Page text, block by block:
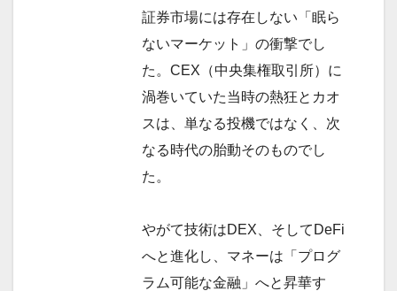
証券市場には存在しない「眠ら
ないマーケット」の衝撃でし
た。CEX（中央集権取引所）に
渦巻いていた当時の熱狂とカオ
スは、単なる投機ではなく、次
なる時代の胎動そのものでし
た。
やがて技術はDEX、そしてDeFi
へと進化し、マネーは「プログ
ラム可能な金融」へと昇華す